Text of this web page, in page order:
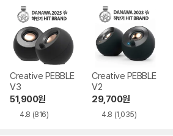
Creative PEBBLE
V3
51,900원
4.8 (816)
Creative PEBBLE
V2
29,700원
4.8 (1,035)